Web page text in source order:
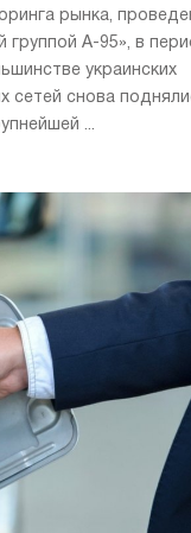
рынка,
группой А-95», в
украинских
сетей снова
...